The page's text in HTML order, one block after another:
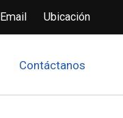
Email Ubicación
Contáctanos